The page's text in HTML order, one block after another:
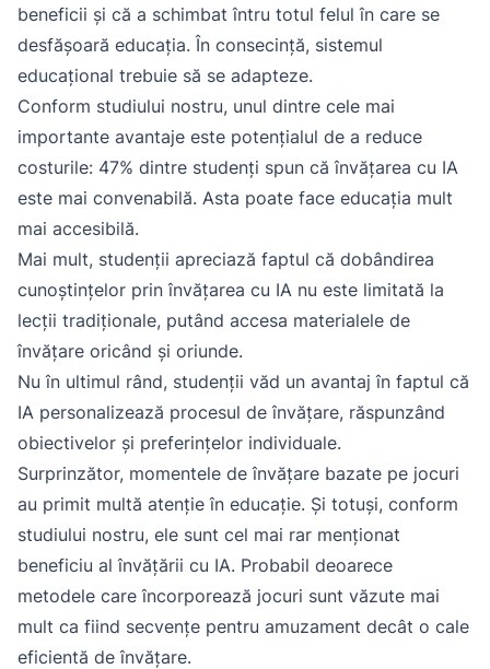
beneficii și că a schimbat întru totul felul în care se
desfășoară educația. În consecință, sistemul
educațional trebuie să se adapteze.
Conform studiului nostru, unul dintre cele mai
importante avantaje este potențialul de a reduce
costurile: 47% dintre studenți spun că învățarea cu IA
este mai convenabilă. Asta poate face educația mult
mai accesibilă.
Mai mult, studenții apreciază faptul că dobândirea
cunoștințelor prin învățarea cu IA nu este limitată la
lecții tradiționale, putând accesa materialele de
învățare oricând și oriunde.
Nu în ultimul rând, studenții văd un avantaj în faptul că
IA personalizează procesul de învățare, răspunzând
obiectivelor și preferințelor individuale.
Surprinzător, momentele de învățare bazate pe jocuri
au primit multă atenție în educație. Și totuși, conform
studiului nostru, ele sunt cel mai rar menționat
beneficiu al învățării cu IA. Probabil deoarece
metodele care încorporează jocuri sunt văzute mai
mult ca fiind secvențe pentru amuzament decât o cale
eficientă de învățare.